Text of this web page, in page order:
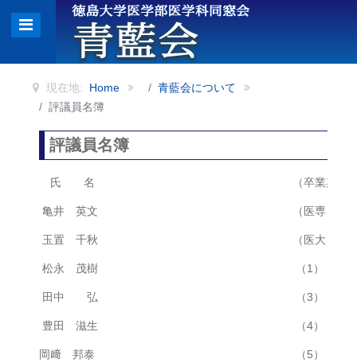
現在地: Home
青藍会について
評議員名簿
評議員名簿
氏 名 （卒業期）
亀井 英文 （医専２）
玉置 千秋 （医大１）
松永 茂樹 （1）
田中 弘 （3）
豊田 滋生 （4）
岡﨑 邦泰 （5）